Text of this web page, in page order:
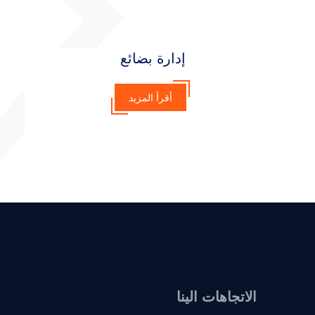
إدارة بضائع
أقرأ المزيد
الاتجاهات الينا